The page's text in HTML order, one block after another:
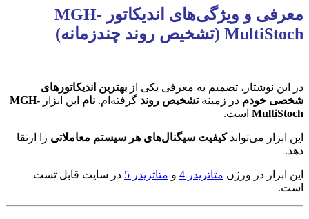
معرفی و ویژگی‌های اندیکاتور MGH-
MultiStoch (تشخیص روند چندزمانه)
در این نوشتار، تصمیم به معرفی یکی از بهترین اندیکاتورهای
شخصی خودم در زمینهتشخیص روند گرفته‌ام. نام این ابزار MGH-
MultiStoch است.
این ابزار می‌تواندکیفیت سیگنال‌های هر سیستم معاملاتی را ارتقا
دهد.
این ابزار در ورژن متاتریدر 4 و متاتریدر 5
در سایت قابل تست
است.